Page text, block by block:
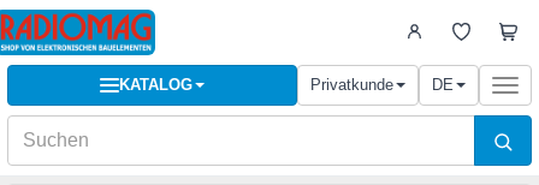
KATALOG Privatkunde DE